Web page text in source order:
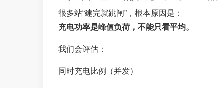
很多站“建完就跳闸”，根本原因是：
充电功率是峰值负荷，不能只看平均。
我们会评估：
同时充电比例（并发）